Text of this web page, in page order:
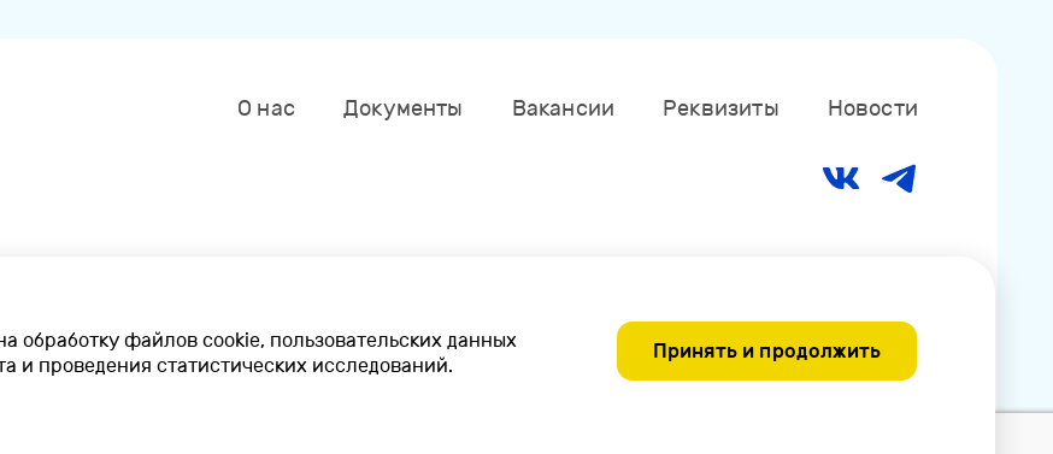
О нас Документы Вакансии Реквизиты Новости
Принять и продолжить
обработку файлов cookie, пользовательских данных
и проведения статистических исследований.